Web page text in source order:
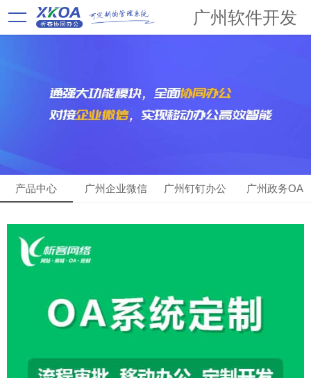
广州软件开发
产品中心 广州企业微信 广州钉钉办公 广州政务OA